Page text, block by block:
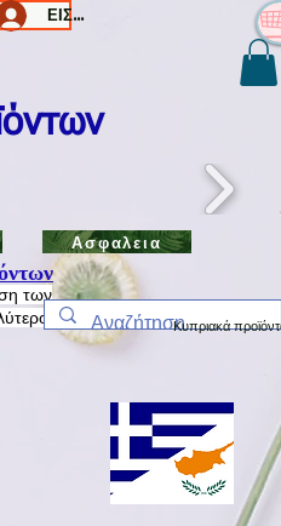
Ασφαλεια
ΕΙΣΟΔΟΣ/Log In
των
Κυπριακά